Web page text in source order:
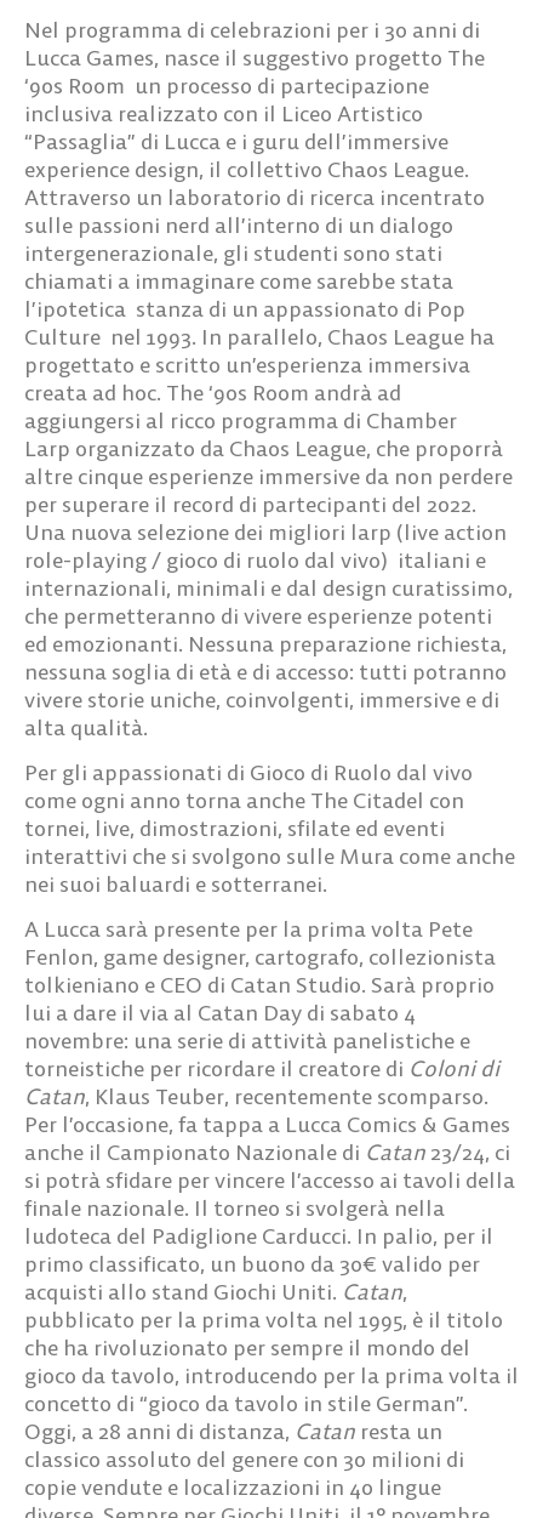
Nel programma di celebrazioni per i 30 anni di
Lucca Games, nasce il suggestivo progetto The
‘90s Room un processo di partecipazione
inclusiva realizzato con il Liceo Artistico
“Passaglia” di Lucca e i guru dell’immersive
experience design, il collettivo Chaos League.
Attraverso un laboratorio di ricerca incentrato
sulle passioni nerd all’interno di un dialogo
intergenerazionale, gli studenti sono stati
chiamati a immaginare come sarebbe stata
l’ipotetica stanza di un appassionato di Pop
Culture nel 1993. In parallelo, Chaos League ha
progettato e scritto un’esperienza immersiva
creata ad hoc. The ‘90s Room andrà ad
aggiungersi al ricco programma di Chamber
Larp organizzato da Chaos League, che proporrà
altre cinque esperienze immersive da non perdere
per superare il record di partecipanti del 2022.
Una nuova selezione dei migliori larp (live action
role-playing / gioco di ruolo dal vivo) italiani e
internazionali, minimali e dal design curatissimo,
che permetteranno di vivere esperienze potenti
ed emozionanti. Nessuna preparazione richiesta,
nessuna soglia di età e di accesso: tutti potranno
vivere storie uniche, coinvolgenti, immersive e di
alta qualità.
Per gli appassionati di Gioco di Ruolo dal vivo
come ogni anno torna anche The Citadel con
tornei, live, dimostrazioni, sfilate ed eventi
interattivi che si svolgono sulle Mura come anche
nei suoi baluardi e sotterranei.
A Lucca sarà presente per la prima volta Pete
Fenlon, game designer, cartografo, collezionista
tolkieniano e CEO di Catan Studio. Sarà proprio
lui a dare il via al Catan Day di sabato 4
novembre: una serie di attività panelistiche e
torneistiche per ricordare il creatore di Coloni di
Catan, Klaus Teuber, recentemente scomparso.
Per l’occasione, fa tappa a Lucca Comics & Games
anche il Campionato Nazionale di Catan 23/24, ci
si potrà sfidare per vincere l’accesso ai tavoli della
finale nazionale. Il torneo si svolgerà nella
ludoteca del Padiglione Carducci. In palio, per il
primo classificato, un buono da 30€ valido per
acquisti allo stand Giochi Uniti. Catan,
pubblicato per la prima volta nel 1995, è il titolo
che ha rivoluzionato per sempre il mondo del
gioco da tavolo, introducendo per la prima volta il
concetto di “gioco da tavolo in stile German”.
Oggi, a 28 anni di distanza, Catan resta un
classico assoluto del genere con 30 milioni di
copie vendute e localizzazioni in 40 lingue